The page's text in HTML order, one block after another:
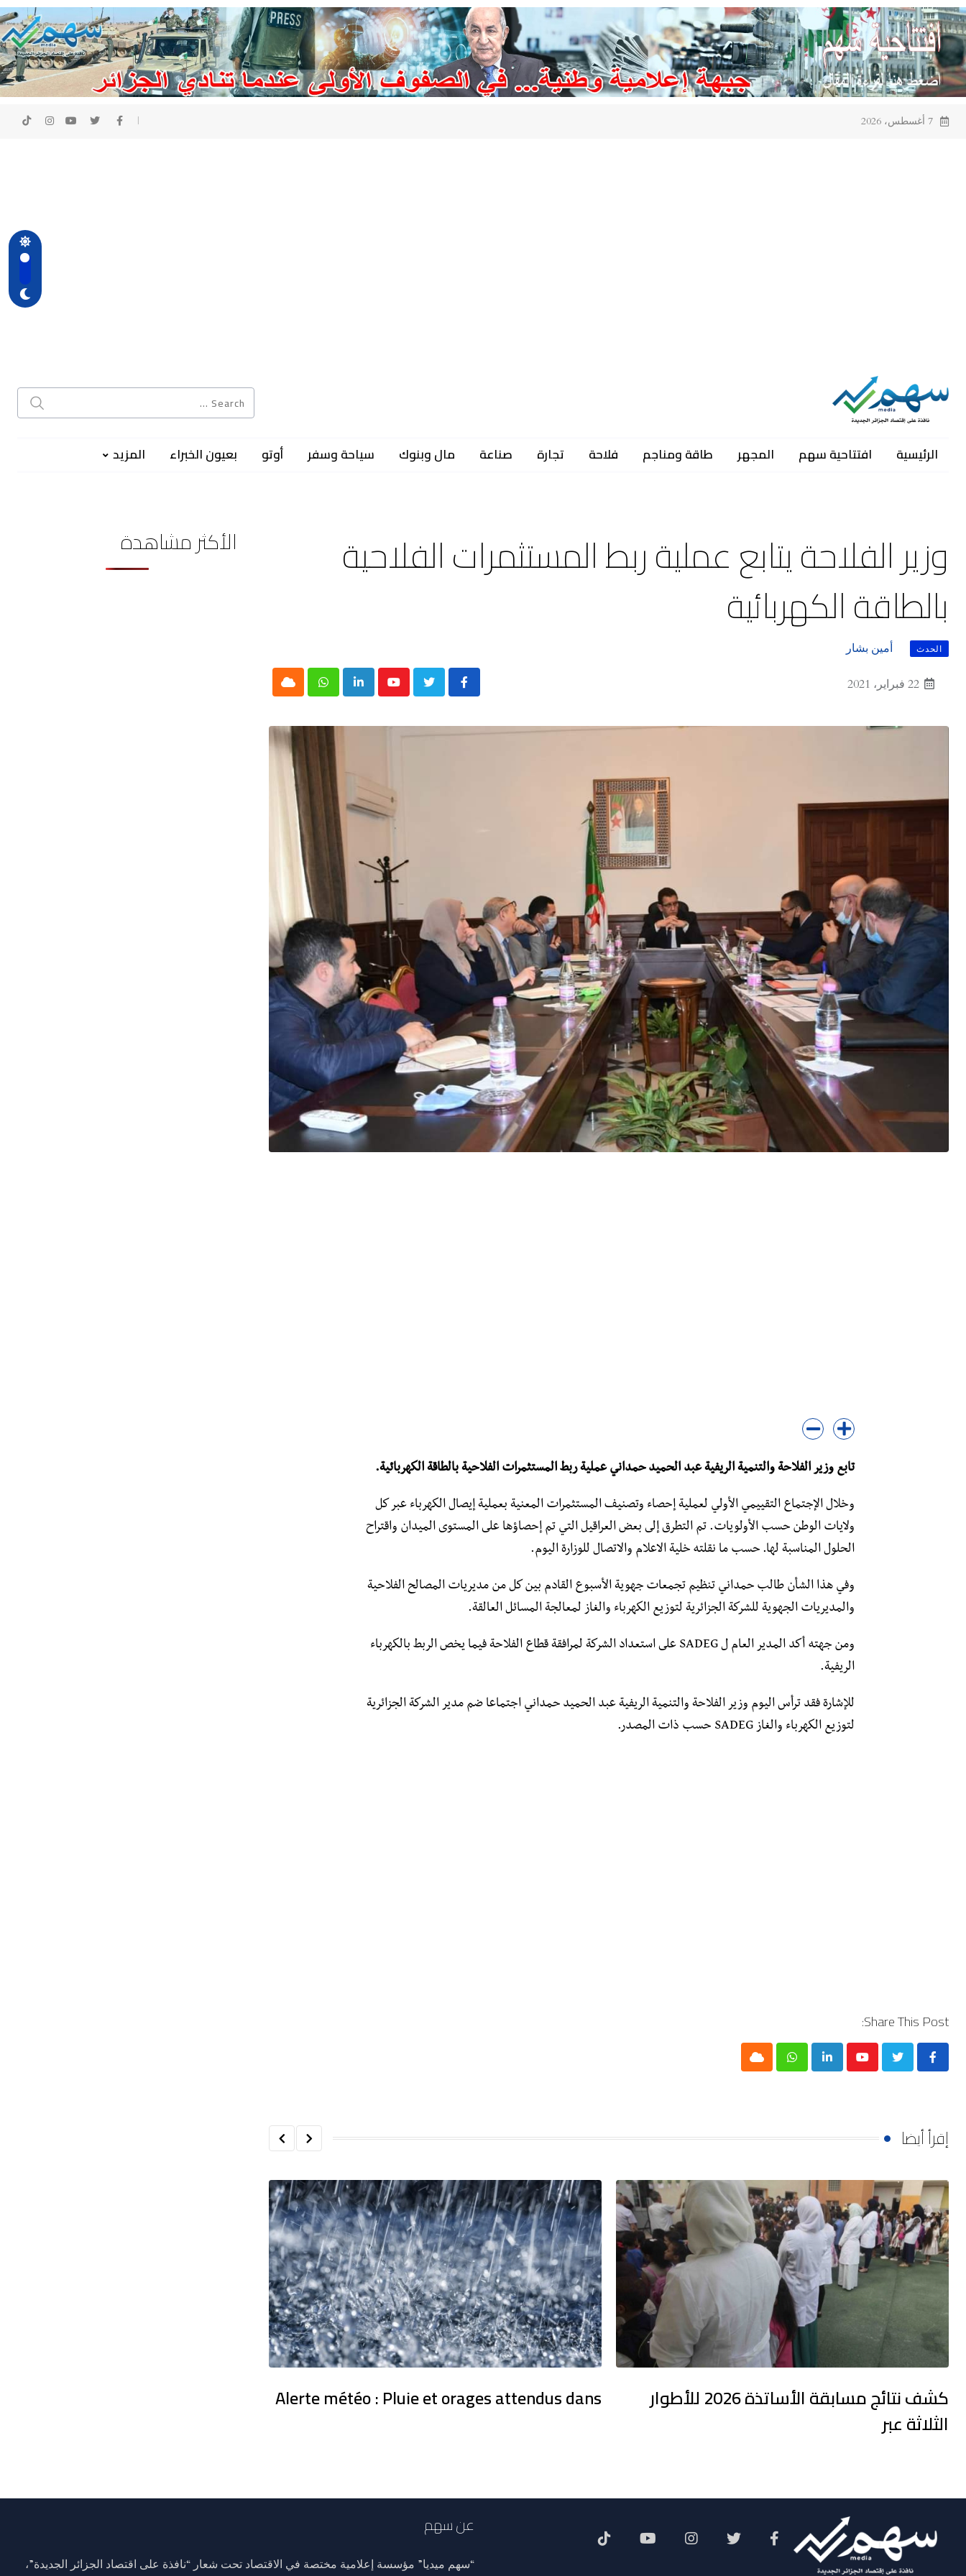
Skip
to
content
7 أغسطس، 2026
الرئيسية افتتاحية سهم المجهر طاقة ومناجم فلاحة تجارة صناعة مال وبنوك سياحة وسفر أوتو بعيون الخبراء المزيد
وزير الفلاحة يتابع عملية ربط المستثمرات الفلاحية
بالطاقة الكهربائية
الحدث أمين بشار
22 فبراير، 2021 Youtube
LinkedIn
Whatsapp
Cloud
تابع وزير الفلاحة والتنمية الريفية عبد الحميد حمداني عملية ربط المستثمرات الفلاحية بالطاقة الكهربائية.
وخلال الإجتماع التقييمي الأولي لعملية إحصاء وتصنيف المستثمرات المعنية بعملية إيصال الكهرباء عبر كل
ولايات الوطن حسب الأولويات. تم التطرق إلى بعض العراقيل التي تم إحصاؤها على المستوى الميدان واقتراح
الحلول المناسبة لها. حسب ما نقلته خلية الاعلام والاتصال للوزارة اليوم.
وفي هذا الشأن طالب حمداني تنظيم تجمعات جهوية الأسبوع القادم بين كل من مديريات المصالح الفلاحية
والمديريات الجهوية للشركة الجزائرية لتوزيع الكهرباء والغاز لمعالجة المسائل العالقة.
ومن جهته أكد المدير العام ل SADEG على استعداد الشركة لمرافقة قطاع الفلاحة فيما يخص الربط بالكهرباء
الريفية.
للإشارة فقد ترأس اليوم وزير الفلاحة والتنمية الريفية عبد الحميد حمداني اجتماعا ضم مدير الشركة الجزائرية
لتوزيع الكهرباء والغاز SADEG حسب ذات المصدر.
Share This Post:
Youtube
LinkedIn
Whatsapp
Cloud
إقرأ أيضا
كشف نتائج مسابقة الأساتذة 2026 للأطوار
الثلاثة عبر
Alerte météo : Pluie et orages attendus dans
الأكثر مشاهدة
Social Menu
عن سهم
“سهم ميديا” مؤسسة إعلامية مختصة في الاقتصاد تحت شعار “نافذة على اقتصاد الجزائر الجديدة”،